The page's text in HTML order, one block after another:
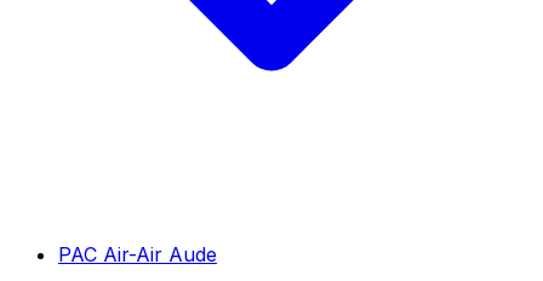
PAC Air-Air Aude